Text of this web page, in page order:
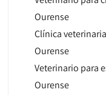
Ourense
Clínica
Ourense
Veterinario para
Ourense